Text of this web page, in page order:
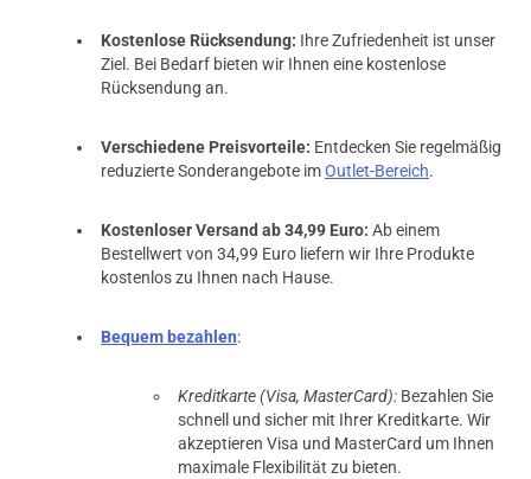
Kostenlose Rücksendung: Ihre Zufriedenheit ist unser
Ziel. Bei Bedarf bieten wir Ihnen eine kostenlose
Rücksendung an.
Verschiedene Preisvorteile: Entdecken Sie regelmäßig
reduzierte Sonderangebote imOutlet-Bereich.
Kostenloser Versand ab 34,99 Euro: Ab einem
Bestellwert von 34,99 Euro liefern wir Ihre Produkte
kostenlos zu Ihnen nach Hause.
Bequem bezahlen:
Kreditkarte (Visa, MasterCard): Bezahlen Sie
schnell und sicher mit Ihrer Kreditkarte. Wir
akzeptieren Visa und MasterCard um Ihnen
maximale Flexibilität zu bieten.